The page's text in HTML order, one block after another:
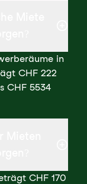
in
CHF 222
CHF 5534
CHF 170